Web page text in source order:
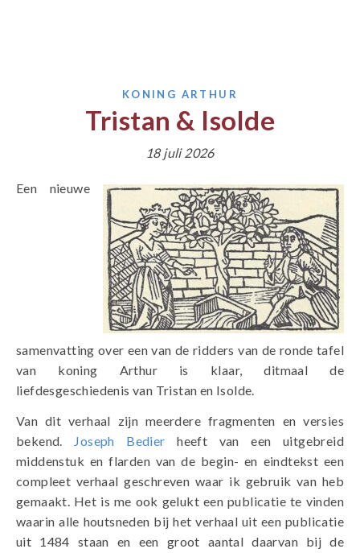
KONING ARTHUR
Tristan & Isolde
18 juli 2026
Een nieuwe
samenvatting over een van de ridders van de ronde tafel
van koning Arthur is klaar, ditmaal de
liefdesgeschiedenis van Tristan en Isolde.
Van dit verhaal zijn meerdere fragmenten en versies
bekend. Joseph Bedier heeft van een uitgebreid
middenstuk en flarden van de begin- en eindtekst een
compleet verhaal geschreven waar ik gebruik van heb
gemaakt. Het is me ook gelukt een publicatie te vinden
waarin alle houtsneden bij het verhaal uit een publicatie
uit 1484 staan en een groot aantal daarvan bij de